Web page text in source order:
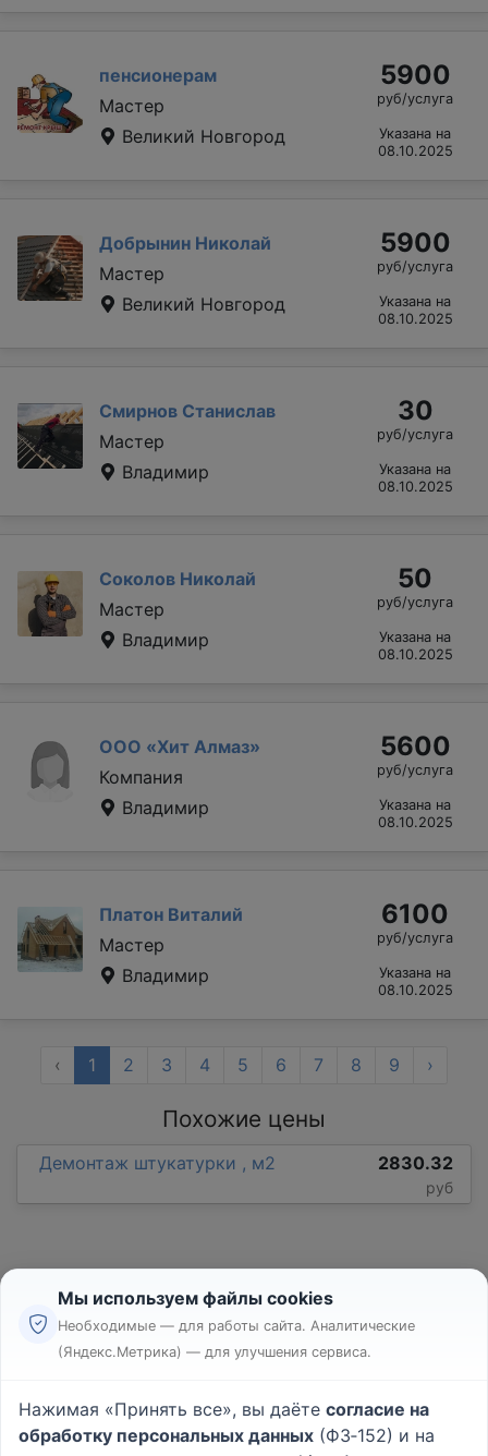
пенсионерам
Мастер
Великий Новгород
5900
руб/услуга
Указана на
08.10.2025
Добрынин Николай
Мастер
Великий Новгород
5900
руб/услуга
Указана на
08.10.2025
Смирнов Станислав
Мастер
Владимир
30
руб/услуга
Указана на
08.10.2025
Соколов Николай
Мастер
Владимир
50
руб/услуга
Указана на
08.10.2025
ООО «Хит Алмаз»
Компания
Владимир
5600
руб/услуга
Указана на
08.10.2025
Платон Виталий
Мастер
Владимир
6100
руб/услуга
Указана на
08.10.2025
‹ 1 2 3 4 5 6 7 8 9 ›
Похожие цены
Демонтаж штукатурки , м2 2830.32
руб
Реклама
Пользовательское соглашение
Политика конфиденциальности
Мы используем файлы cookies
Необходимые — для работы сайта. Аналитические
(Яндекс.Метрика) — для улучшения сервиса.
Нажимая «Принять все», вы даёте согласие на
обработку персональных данных (ФЗ‑152) и на